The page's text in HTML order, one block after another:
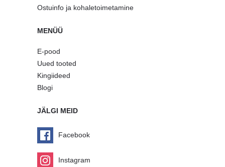
Ostuinfo ja kohaletoimetamine
MENÜÜ
E-pood
Uued tooted
Kingiideed
Blogi
JÄLGI MEID
Facebook
Instagram